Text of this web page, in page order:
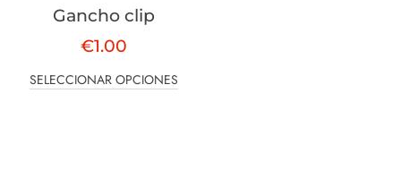
Gancho clip
€1.00
SELECCIONAR OPCIONES